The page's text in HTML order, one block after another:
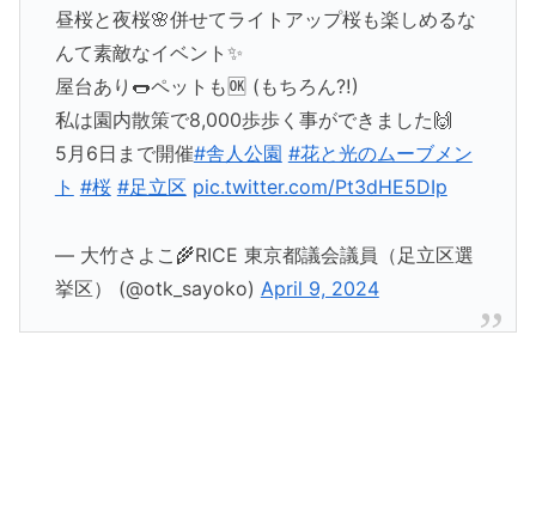
昼桜と夜桜🌸併せてライトアップ桜も楽しめるな
んて素敵なイベント✨
屋台あり🌭ペットも🆗 (もちろん⁈)
私は園内散策で8,000歩歩く事ができました🙌
5月6日まで開催#舎人公園 #花と光のムーブメン
ト #桜 #足立区 pic.twitter.com/Pt3dHE5DIp
— 大竹さよこ🌾RICE 東京都議会議員（足立区選
挙区） (@otk_sayoko) April 9, 2024